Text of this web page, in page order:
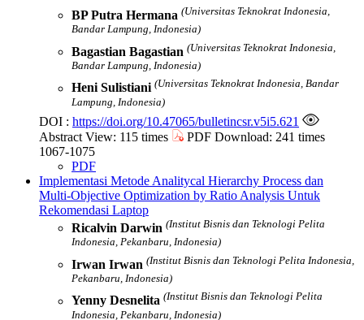
BP Putra Hermana (Universitas Teknokrat Indonesia,
Bandar Lampung, Indonesia)
Bagastian Bagastian (Universitas Teknokrat Indonesia,
Bandar Lampung, Indonesia)
Heni Sulistiani (Universitas Teknokrat Indonesia, Bandar
Lampung, Indonesia)
DOI : https://doi.org/10.47065/bulletincsr.v5i5.621
Abstract View: 115 times
PDF Download: 241 times
1067-1075
PDF
Implementasi Metode Analitycal Hierarchy Process dan
Multi-Objective Optimization by Ratio Analysis Untuk
Rekomendasi Laptop
Ricalvin Darwin (Institut Bisnis dan Teknologi Pelita
Indonesia, Pekanbaru, Indonesia)
Irwan Irwan (Institut Bisnis dan Teknologi Pelita Indonesia,
Pekanbaru, Indonesia)
Yenny Desnelita (Institut Bisnis dan Teknologi Pelita
Indonesia, Pekanbaru, Indonesia)